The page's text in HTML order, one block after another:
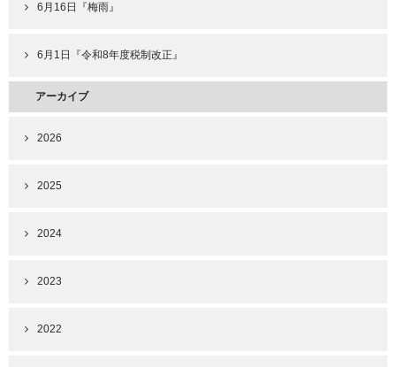
6月16日『梅雨』
6月1日『令和8年度税制改正』
アーカイブ
2026
2025
2024
2023
2022